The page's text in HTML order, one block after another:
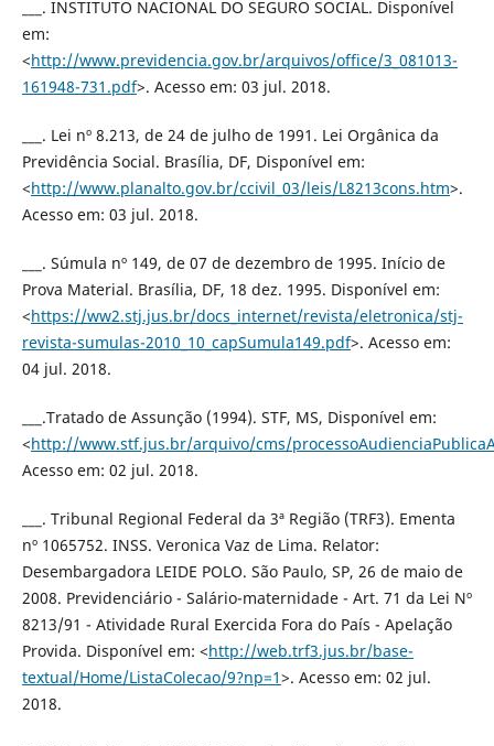
___. INSTITUTO NACIONAL DO SEGURO SOCIAL. Disponível
em:
<http://www.previdencia.gov.br/arquivos/office/3_081013-
161948-731.pdf>. Acesso em: 03 jul. 2018.
___. Lei nº 8.213, de 24 de julho de 1991. Lei Orgânica da
Previdência Social. Brasília, DF, Disponível em:
<http://www.planalto.gov.br/ccivil_03/leis/L8213cons.htm>.
Acesso em: 03 jul. 2018.
___. Súmula nº 149, de 07 de dezembro de 1995. Início de
Prova Material. Brasília, DF, 18 dez. 1995. Disponível em:
<https://ww2.stj.jus.br/docs_internet/revista/eletronica/stj-
revista-sumulas-2010_10_capSumula149.pdf>. Acesso em:
04 jul. 2018.
___.Tratado de Assunção (1994). STF, MS, Disponível em:
<http://www.stf.jus.br/arquivo/cms/
Acesso em: 02 jul. 2018.
___. Tribunal Regional Federal da 3ª Região (TRF3). Ementa
nº 1065752. INSS. Veronica Vaz de Lima. Relator:
Desembargadora LEIDE POLO. São Paulo, SP, 26 de maio de
2008. Previdenciário - Salário-maternidade - Art. 71 da Lei Nº
8213/91 - Atividade Rural Exercida Fora do País - Apelação
Provida. Disponível em: <http://web.trf3.jus.br/base-
textual/Home/ListaColecao/9?np=1>. Acesso em: 02 jul.
2018.